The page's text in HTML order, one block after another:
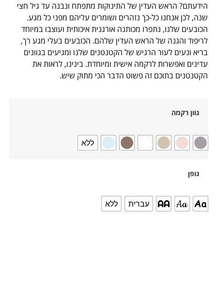
הידעתם? הראש העדין של התינוקות מתפתח ונבנה עד גיל חצי
שנה, לכן אנחנו כל-כך נזהרים ושומרים עליהם מפני כל מגע.
הכובעים שלנו, נתפרו מכותנה אורגנית איכותית ועוצבו במיוחד
לריפוד והגנה של הראש העדין שלהם. הכובעים בעלי מגע רך,
בריא ונעים לעור הרגיש של הקטנטנים שלנו ומגיעים בגוונים
עדינים ואפשרות לרקמה אישית ומיוחדת. בינינו, לראות את
הקטנטנים בתוכם זה פשוט הדבר הכי מתוק שיש.
גוון רקמה
ללא
גופן
עברית ללא